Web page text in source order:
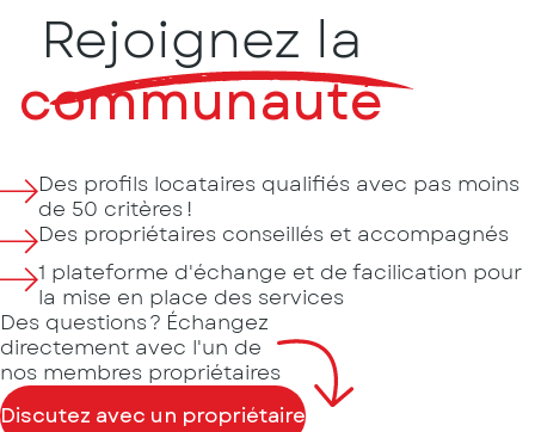
Rejoignez la
communauté
Des profils locataires qualifiés avec pas moins
de 50 critères !
Des propriétaires conseillés et accompagnés
1 plateforme d'échange et de facilication pour
la mise en place des services
Des questions ? Échangez
directement avec l'un de
nos membres propriétaires
Discutez avec un propriétaire